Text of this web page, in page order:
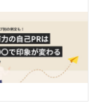
的に見ても長
らの評価など
してアピール
捉えられてし